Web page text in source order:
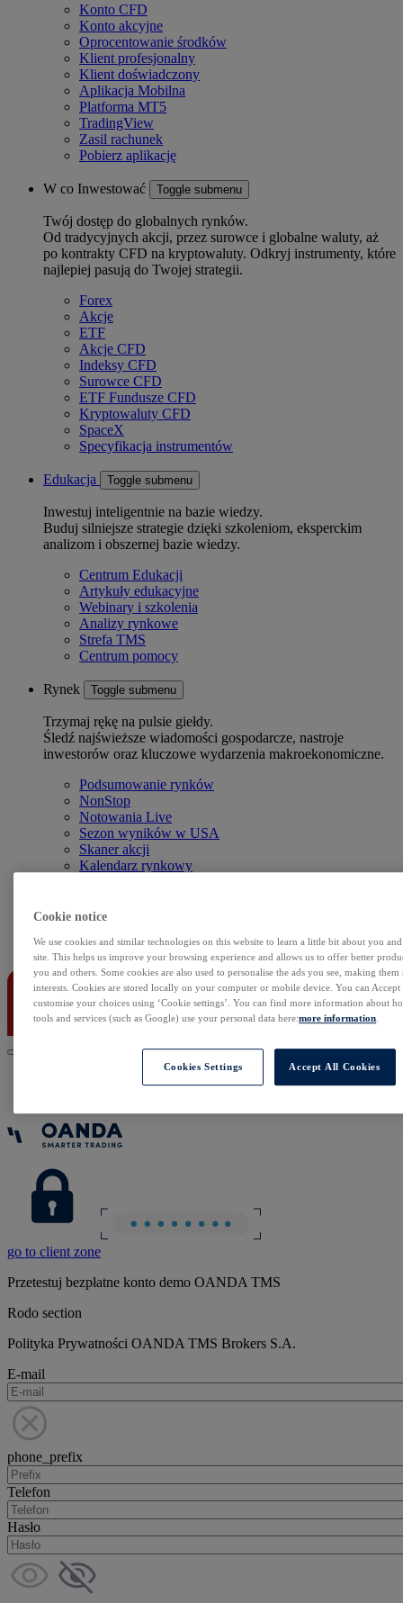
Konto CFD
Konto akcyjne
Oprocentowanie środków
Klient profesjonalny
Klient doświadczony
Aplikacja Mobilna
Platforma MT5
TradingView
Zasil rachunek
Pobierz aplikację
W co Inwestować Toggle submenu
Twój dostęp do globalnych rynków.
Od tradycyjnych akcji, przez surowce i globalne waluty, aż
po kontrakty CFD na kryptowaluty. Odkryj instrumenty, które
najlepiej pasują do Twojej strategii.
Forex
Akcje
ETF
Akcje CFD
Indeksy CFD
Surowce CFD
ETF Fundusze CFD
Kryptowaluty CFD
SpaceX
Specyfikacja instrumentów
Edukacja Toggle submenu
Inwestuj inteligentnie na bazie wiedzy.
Buduj silniejsze strategie dzięki szkoleniom, eksperckim
analizom i obszernej bazie wiedzy.
Centrum Edukacji
Artykuły edukacyjne
Webinary i szkolenia
Analizy rynkowe
Strefa TMS
Centrum pomocy
Rynek Toggle submenu
Trzymaj rękę na pulsie giełdy.
Śledź najświeższe wiadomości gospodarcze, nastroje
inwestorów oraz kluczowe wydarzenia makroekonomiczne.
Podsumowanie rynków
NonStop
Notowania Live
Sezon wyników w USA
Skaner akcji
Kalendarz rynkowy
Rolowania
Kontakt
go to client zone
Przetestuj bezpłatne konto demo OANDA TMS
Rodo section
Polityka Prywatności OANDA TMS Brokers S.A.
E-mail
phone_prefix
Telefon
Hasło
Cookie notice
We use cookies and similar technologies on this website to learn a little bit about you
site. This helps us improve your browsing experience and allows us to offer better
you and others. Some cookies are also used to personalise the ads you see, making
interests. Cookies are stored locally on your computer or mobile device. You can
customise your choices using ‘Cookie settings’. You can find more information about
tools and services (such as Google) use your personal data here:more information
Cookies Settings Accept All Cookies